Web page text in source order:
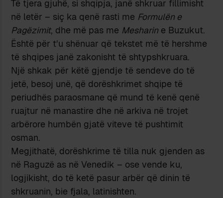
Të tjera gjuhë, si shqipja, janë shkruar fillimisht
në letër – siç ka qenë rasti me Formulën e
Pagëzimit, dhe më pas me Mesharin e Buzukut.
Është për t’u shënuar që tekstet më të hershme
të shqipes janë zakonisht të shtypshkruara.
Një shkak për këtë gjendje të sendeve do të
jetë, besoj unë, që dorëshkrimet shqipe të
periudhës paraosmane që mund të kenë qenë
ruajtur në manastire dhe në arkiva në trojet
arbërore humbën gjatë viteve të pushtimit
osman.
Megjithatë, dorëshkrime të tilla nuk gjenden as
në Raguzë as në Venedik – ose vende ku,
logjikisht, do të ketë pasur arbër që dinin të
shkruanin, bie fjala, latinishten.